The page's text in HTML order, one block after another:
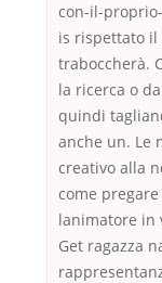
con-il-
is rispettato il
traboccherà.
la ricerca o
quindi
anche un. Le
creativo alla
come
lanimatore in
Get ragazza